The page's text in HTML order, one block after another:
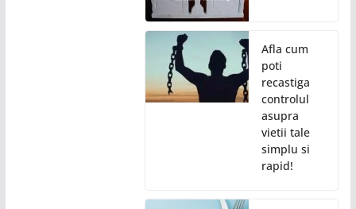
Afla cum
poti
recastiga
controlul
asupra
vietii tale
simplu si
rapid!